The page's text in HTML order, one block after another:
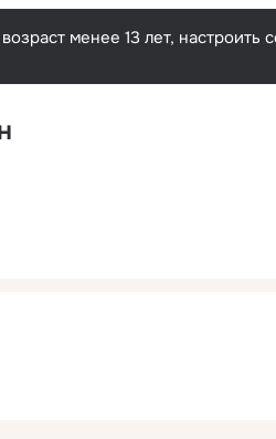
менее 13 лет,